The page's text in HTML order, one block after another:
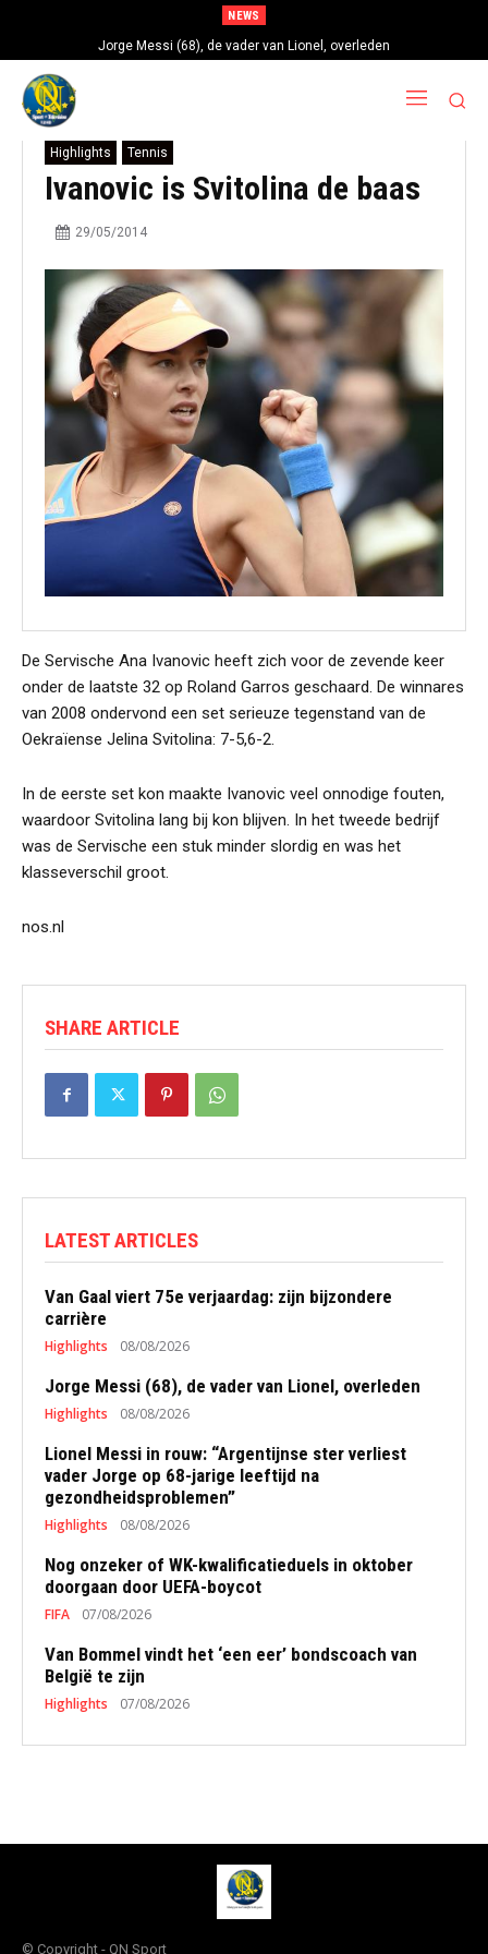
NEWS
Jorge Messi (68), de vader van Lionel, overleden
Highlights Tennis
Ivanovic is Svitolina de baas
29/05/2014
De Servische Ana Ivanovic heeft zich voor de zevende keer
onder de laatste 32 op Roland Garros geschaard. De winnares
van 2008 ondervond een set serieuze tegenstand van de
Oekraïense Jelina Svitolina: 7-5,6-2.
In de eerste set kon maakte Ivanovic veel onnodige fouten,
waardoor Svitolina lang bij kon blijven. In het tweede bedrijf
was de Servische een stuk minder slordig en was het
klasseverschil groot.
nos.nl
SHARE ARTICLE
LATEST ARTICLES
Van Gaal viert 75e verjaardag: zijn bijzondere
carrière
Highlights 08/08/2026
Jorge Messi (68), de vader van Lionel, overleden
Highlights 08/08/2026
Lionel Messi in rouw: “Argentijnse ster verliest
vader Jorge op 68-jarige leeftijd na
gezondheidsproblemen”
Highlights 08/08/2026
Nog onzeker of WK-kwalificatieduels in oktober
doorgaan door UEFA-boycot
FIFA 07/08/2026
Van Bommel vindt het ‘een eer’ bondscoach van
België te zijn
Highlights 07/08/2026
© Copyright - QN Sport